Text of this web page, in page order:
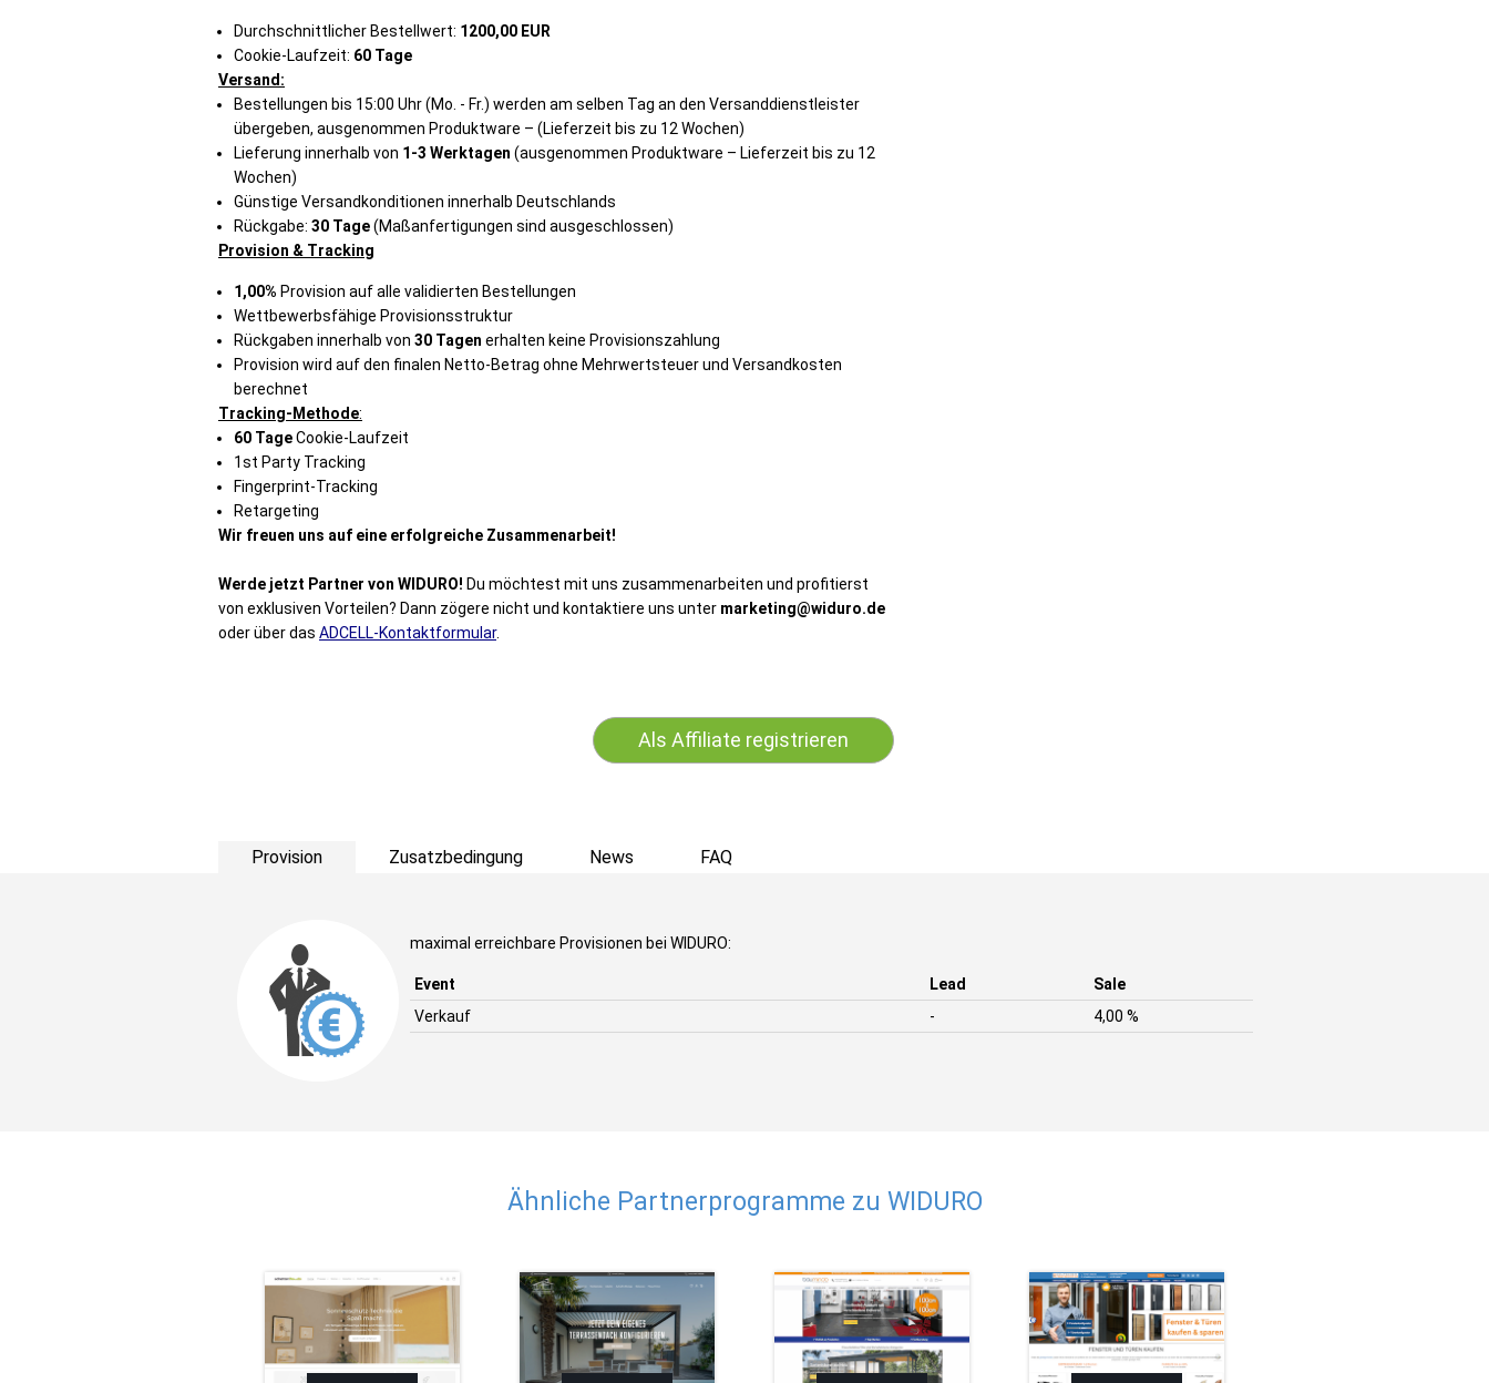
Durchschnittlicher Bestellwert: 1200,00 EUR
Cookie-Laufzeit: 60 Tage
Versand:
Bestellungen bis 15:00 Uhr (Mo. - Fr.) werden am selben Tag an den Versanddienstleister
übergeben, ausgenommen Produktware – (Lieferzeit bis zu 12 Wochen)
Lieferung innerhalb von 1-3 Werktagen (ausgenommen Produktware – Lieferzeit bis zu 12
Wochen)
Günstige Versandkonditionen innerhalb Deutschlands
Rückgabe: 30 Tage(Maßanfertigungen sind ausgeschlossen)
Provision & Tracking
1,00% Provision auf alle validierten Bestellungen
Wettbewerbsfähige Provisionsstruktur
Rückgaben innerhalb von 30 Tagen erhalten keine Provisionszahlung
Provision wird auf den finalen Netto-Betrag ohne Mehrwertsteuer und Versandkosten
berechnet
Tracking-Methode:
60 TageCookie-Laufzeit
1st Party Tracking
Fingerprint-Tracking
Retargeting
Wir freuen uns auf eine erfolgreiche Zusammenarbeit!
Werde jetzt Partner von WIDURO! Du möchtest mit uns zusammenarbeiten und profitierst
von exklusiven Vorteilen? Dann zögere nicht und kontaktiere uns unter marketing@widuro.de
oder über das ADCELL-Kontaktformular.
Als Affiliate registrieren
Provision Zusatzbedingung News FAQ
maximal erreichbare Provisionen bei WIDURO:
Event Lead
Sale
Verkauf
- 4,00 %
Ähnliche Partnerprogramme zu WIDURO